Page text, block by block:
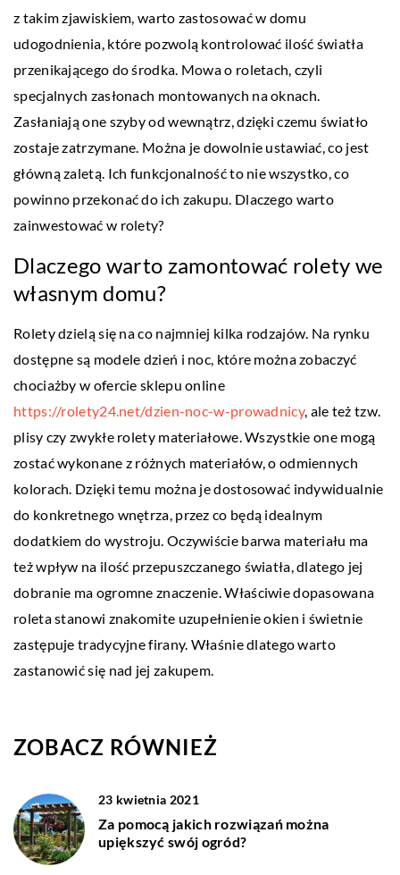
z takim zjawiskiem, warto zastosować w domu
udogodnienia, które pozwolą kontrolować ilość światła
przenikającego do środka. Mowa o roletach, czyli
specjalnych zasłonach montowanych na oknach.
Zasłaniają one szyby od wewnątrz, dzięki czemu światło
zostaje zatrzymane. Można je dowolnie ustawiać, co jest
główną zaletą. Ich funkcjonalność to nie wszystko, co
powinno przekonać do ich zakupu. Dlaczego warto
zainwestować w rolety?
Dlaczego warto zamontować rolety we
własnym domu?
Rolety dzielą się na co najmniej kilka rodzajów. Na rynku
dostępne są modele dzień i noc, które można zobaczyć
chociażby w ofercie sklepu online
https://rolety24.net/dzien-noc-w-prowadnicy, ale też tzw.
plisy czy zwykłe rolety materiałowe. Wszystkie one mogą
zostać wykonane z różnych materiałów, o odmiennych
kolorach. Dzięki temu można je dostosować indywidualnie
do konkretnego wnętrza, przez co będą idealnym
dodatkiem do wystroju. Oczywiście barwa materiału ma
też wpływ na ilość przepuszczanego światła, dlatego jej
dobranie ma ogromne znaczenie. Właściwie dopasowana
roleta stanowi znakomite uzupełnienie okien i świetnie
zastępuje tradycyjne firany. Właśnie dlatego warto
zastanowić się nad jej zakupem.
ZOBACZ RÓWNIEŻ
23 kwietnia 2021
Za pomocą jakich rozwiązań można
upiększyć swój ogród?